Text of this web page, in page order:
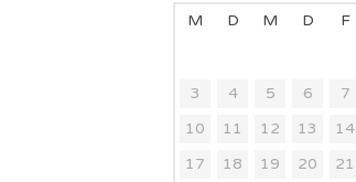
M D M D F
3
4 5 6 7
10
11 12 13 14
17
18 19 20 21